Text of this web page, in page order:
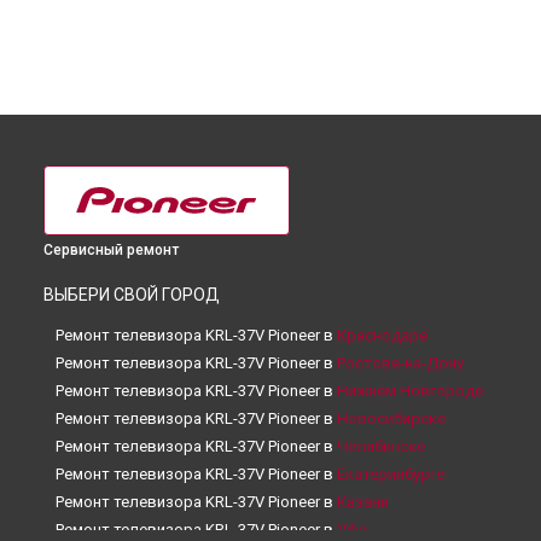
Сервисный ремонт
ВЫБЕРИ СВОЙ ГОРОД
Ремонт телевизора KRL-37V Pioneer в Краснодаре
Ремонт телевизора KRL-37V Pioneer в Ростове-на-Дону
Ремонт телевизора KRL-37V Pioneer в Нижнем Новгороде
Ремонт телевизора KRL-37V Pioneer в Новосибирске
Ремонт телевизора KRL-37V Pioneer в Челябинске
Ремонт телевизора KRL-37V Pioneer в Екатеринбурге
Ремонт телевизора KRL-37V Pioneer в Казани
Ремонт телевизора KRL-37V Pioneer в Уфе